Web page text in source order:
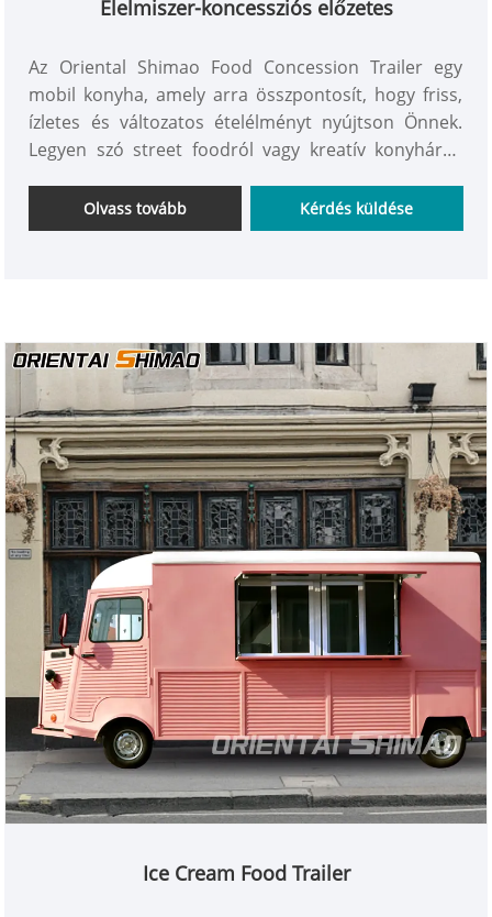
Élelmiszer-koncessziós előzetes
Az Oriental Shimao Food Concession Trailer egy
mobil konyha, amely arra összpontosít, hogy friss,
ízletes és változatos ételélményt nyújtson Önnek.
Legyen szó street foodról vagy kreatív konyháról,
a frissesség és az íz tökéletes kombinációja legyen!
kapd meg most!
Olvass tovább Kérdés küldése
Ice Cream Food Trailer